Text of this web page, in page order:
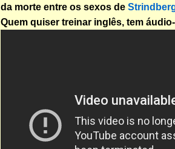
da morte entre os sexos de
Quem quiser treinar inglês, tem